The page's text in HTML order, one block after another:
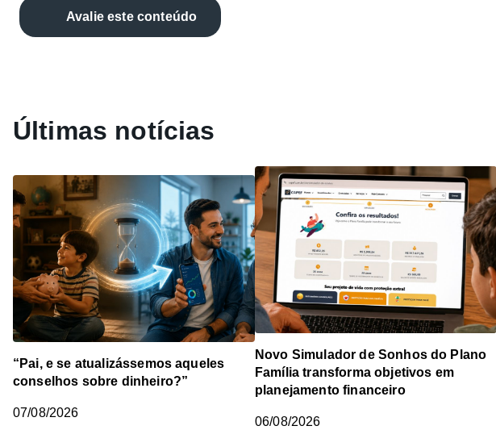
Avalie este conteúdo
Últimas notícias
“Pai, e se atualizássemos aqueles
conselhos sobre dinheiro?”
07/08/2026
Novo Simulador de Sonhos do Plano
Família transforma objetivos em
planejamento financeiro
06/08/2026